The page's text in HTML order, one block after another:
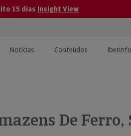
15 dias Insight View
Notícias Conteúdos
De Ferro,